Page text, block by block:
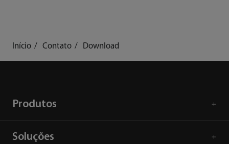
Início Contato Download
Produtos
Soluções